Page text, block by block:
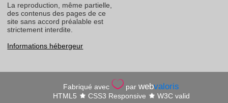
La reproduction, même partielle,
des contenus des pages de ce
site sans accord préalable est
strictement interdite.
Informations hébergeur
Fabriqué avec parwebvaloris
HTML5 CSS3 Responsive W3C valid